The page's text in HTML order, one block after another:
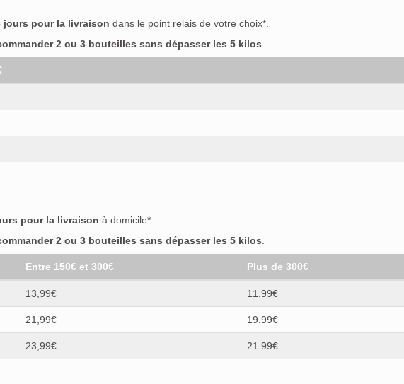
jours pour la livraison dans le point relais de votre choix*.
2 ou 3 bouteilles sans dépasser les 5 kilos
pour la livraison à domicile*.
2 ou 3 bouteilles sans dépasser les 5 kilos
Entre 150€ et 300€ Plus de 300€
13,99€ 11.99€
21,99€ 19.99€
23,99€ 21.99€